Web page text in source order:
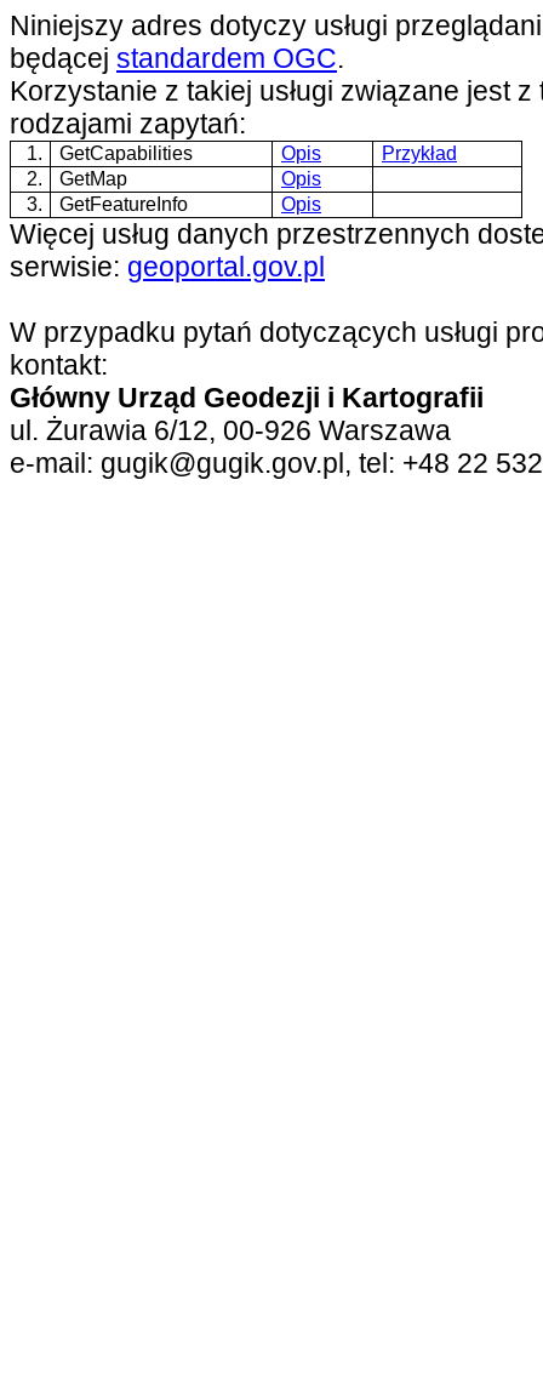
Niniejszy adres dotyczy usługi
będącej standardem OGC.
Korzystanie z takiej usługi związane jest z
rodzajami zapytań:
1. GetCapabilities Opis
Przykład
2.
GetMap
Opis
3.
GetFeatureInfo Opis
Więcej usług danych przestrzennych
serwisie: geoportal.gov.pl
W przypadku pytań dotyczących usługi
kontakt:
Główny Urząd Geodezji i Kartografii
ul. Żurawia 6/12, 00-926 Warszawa
e-mail: gugik@gugik.gov.pl, tel: +48 22